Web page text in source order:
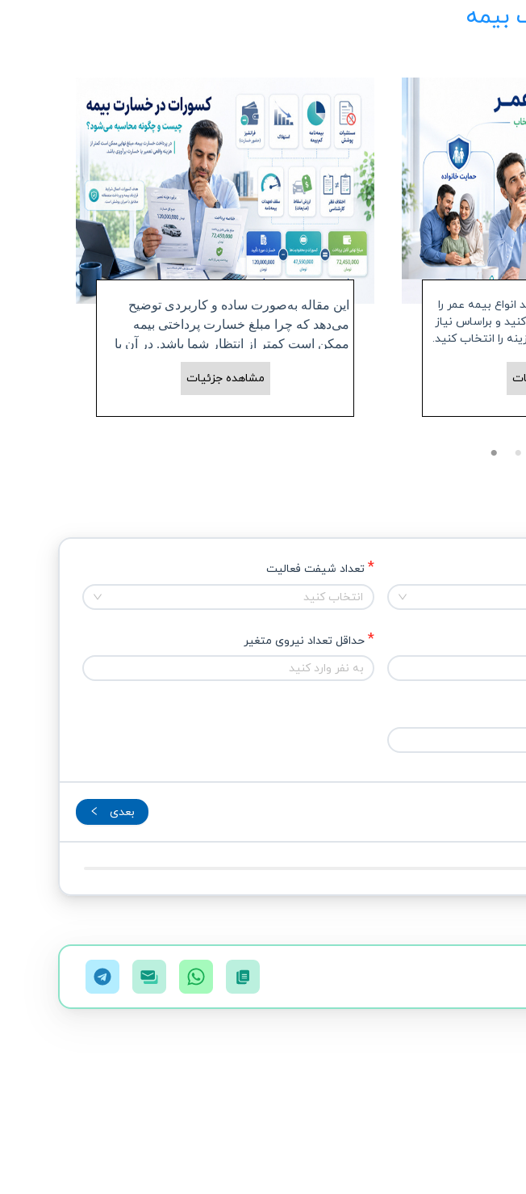
بیمه
این مقاله به‌صورت ساده و کاربردی توضیح
می‌دهد که چرا مبلغ خسارت پرداختی بیمه
ممکن است کمتر از انتظار شما باشد. در آن با
مفهوم کسورات در خسارت بیمه، انواع عوامل
کاهش مبلغ خسارت مانند فرانشیز، استهلاک و
مشاهده جزئیات
بیمه عمر را
و براساس نیاز
را انتخاب کنید.
تعداد شیفت فعالیت
انتخاب کنید
حداقل تعداد نیروی متغیر
بعدی